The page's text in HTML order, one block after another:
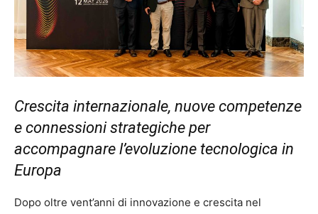
Crescita internazionale, nuove competenze
e connessioni strategiche per
accompagnare l’evoluzione tecnologica in
Europa
Dopo oltre vent’anni di innovazione e crescita nel